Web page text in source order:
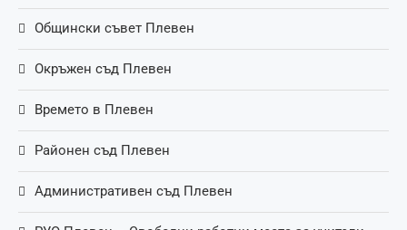
Общински съвет Плевен
Окръжен съд Плевен
Времето в Плевен
Районен съд Плевен
Административен съд Плевен